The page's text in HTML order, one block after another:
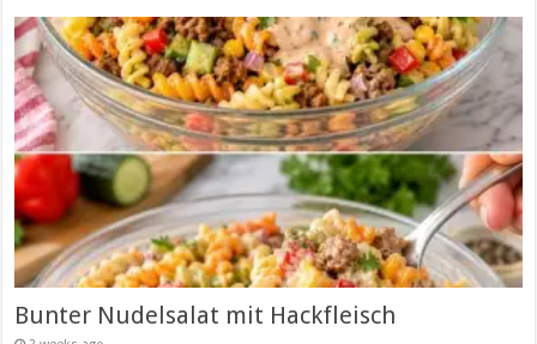
Bunter Nudelsalat mit Hackfleisch